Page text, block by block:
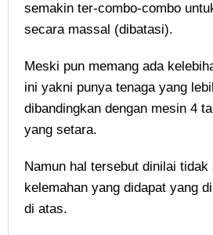
semakin ter-combo-combo
secara massal (dibatasi).
Meski pun memang ada
ini yakni punya tenaga yang
dibandingkan dengan mesin 4
yang setara.
Namun hal tersebut dinilai tidak
kelemahan yang didapat yang
di atas.